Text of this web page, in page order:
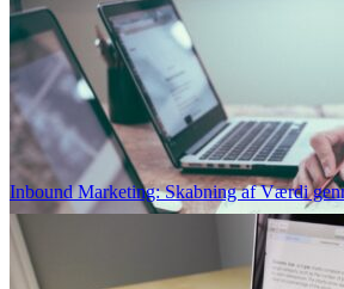
Inbound Marketing: Skabning af Værdi